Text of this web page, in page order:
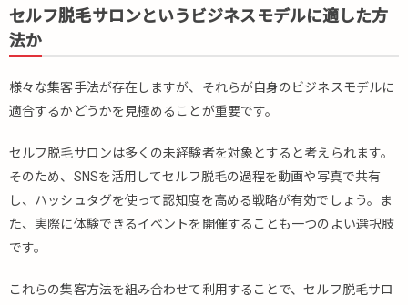
セルフ脱毛サロンというビジネスモデルに適した方
法か
様々な集客手法が存在しますが、それらが自身のビジネスモデルに
適合するかどうかを見極めることが重要です。
セルフ脱毛サロンは多くの未経験者を対象とすると考えられます。
そのため、SNSを活用してセルフ脱毛の過程を動画や写真で共有
し、ハッシュタグを使って認知度を高める戦略が有効でしょう。ま
た、実際に体験できるイベントを開催することも一つのよい選択肢
です。
これらの集客方法を組み合わせて利用することで、セルフ脱毛サロ